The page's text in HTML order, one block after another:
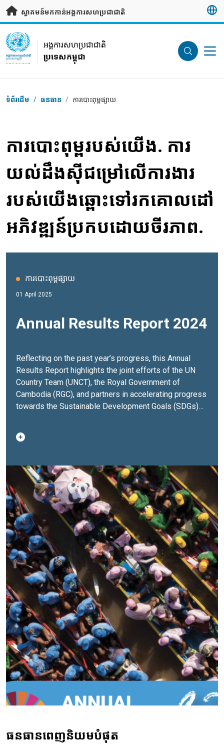
រំលងទៅមាតិកាសំខាន់
ស្វាគមន៍មកកាន់អង្គការសហប្រជាជាតិ
UN Logo
អង្គការសហប្រជាជាតិ
ប្រទេសកម្ពុជា
អង្គការសហប្រជាជាតិ
ប្រទេសកម្ពុជា
Breadcrumb
ទំព័រដើម / ធនធាន / ការបោះពុម្ពផ្សាយ
ការបោះពុម្ពរបស់យើង. ការ
យល់ដឹងស៊ីជម្រៅលើការងារ
របស់យើងឆ្ពោះទៅរកគោលដៅ
អភិវឌ្ឍន៍ប្រកបដោយចីរភាព.
ការបោះពុម្ពផ្សាយ
01 April 2025
Annual Results Report 2024
Reflecting on the past year’s progress, this Annual
Results Report highlights the joint efforts of the UN
Country Team (UNCT), the Royal Government of
Cambodia (RGC), and partners in accelerating progress
towards the Sustainable Development Goals (SDGs)
Country (LDC) status.
ធនធានពេញនិយមបំផុត